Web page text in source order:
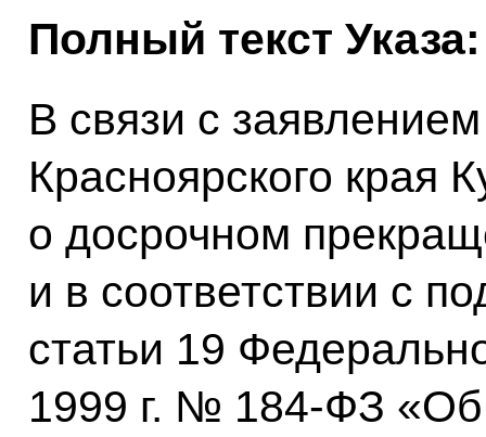
Полный текст Указа:
В связи с
Красноярского края
о досрочном
и в соответствии с
статьи 19
1999 г. № 184-ФЗ